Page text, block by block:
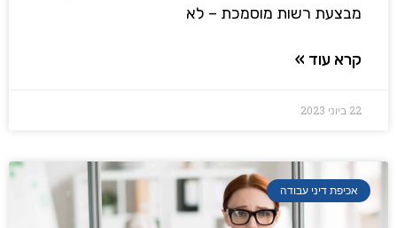
מבצעת רשות מוסמכת – לא
קרא עוד »
22 ביוני 2023
אכיפת דיני עבודה